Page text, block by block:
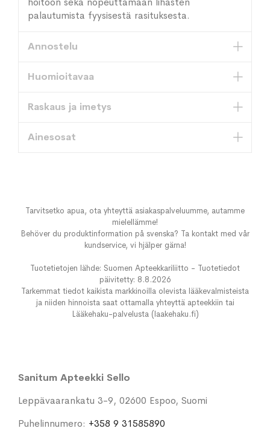
palautumista fyysisestä rasituksesta.
Annostelu
Huomioitavaa
Raskaus ja imetys
Ainesosat
Tarvitsetko apua, ota yhteyttä asiakaspalveluumme, autamme
mielellämme!
Behöver du produktinformation på svenska? Ta kontakt med vår
kundservice, vi hjälper gärna!
Tuotetietojen lähde: Suomen Apteekkariliitto - Tuotetiedot
päivitetty: 8.8.2026
Tarkemmat tiedot kaikista markkinoilla olevista lääkevalmisteista
ja niiden hinnoista saat ottamalla yhteyttä apteekkiin tai
Lääkehaku-palvelusta (laakehaku.fi)
Sanitum Apteekki Sello
Leppävaarankatu 3-9, 02600 Espoo, Suomi
Puhelinnumero: +358 9 31585890